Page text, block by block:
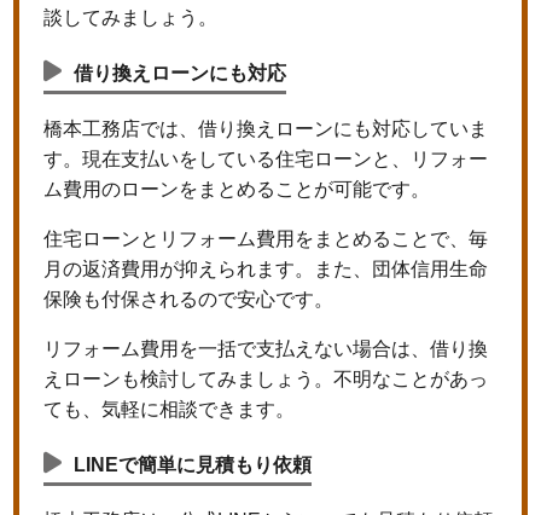
談してみましょう。
借り換えローンにも対応
橋本工務店では、借り換えローンにも対応していま
す。現在支払いをしている住宅ローンと、リフォー
ム費用のローンをまとめることが可能です。
住宅ローンとリフォーム費用をまとめることで、毎
月の返済費用が抑えられます。また、団体信用生命
保険も付保されるので安心です。
リフォーム費用を一括で支払えない場合は、借り換
えローンも検討してみましょう。不明なことがあっ
ても、気軽に相談できます。
LINEで簡単に見積もり依頼